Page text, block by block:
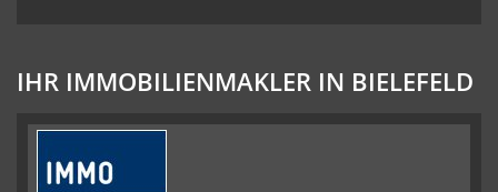
IHR IMMOBILIENMAKLER IN BIELEFELD